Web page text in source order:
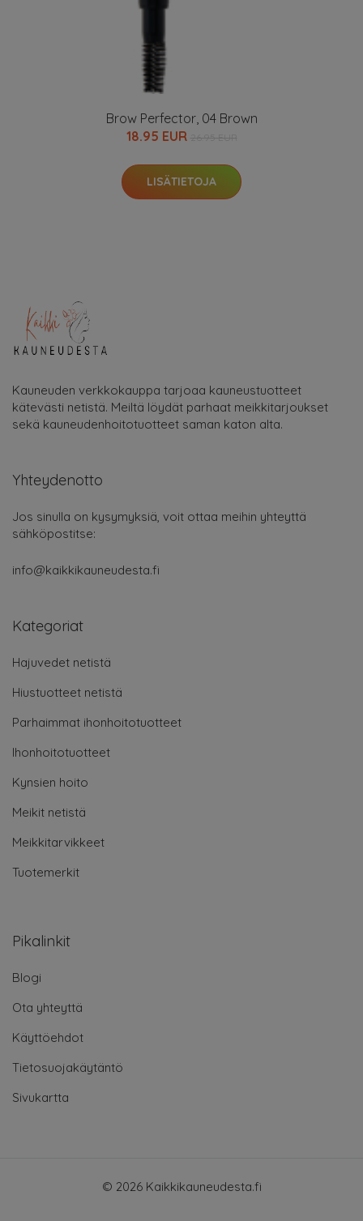
Brow Perfector, 04 Brown
18.95 EUR
LISÄTIETOJA
Kauneuden verkkokauppa tarjoaa kauneustuotteet
kätevästi netistä. Meiltä löydät parhaat meikkitarjoukset
sekä kauneudenhoitotuotteet saman katon alta.
Yhteydenotto
Jos sinulla on kysymyksiä, voit ottaa meihin yhteyttä
sähköpostitse:
info@kaikkikauneudesta.fi
Kategoriat
Hajuvedet netistä
Hiustuotteet netistä
Parhaimmat ihonhoitotuotteet
Ihonhoitotuotteet
Kynsien hoito
Meikit netistä
Meikkitarvikkeet
Tuotemerkit
Pikalinkit
Blogi
Ota yhteyttä
Käyttöehdot
Tietosuojakäytäntö
Sivukartta
© 2026 Kaikkikauneudesta.fi